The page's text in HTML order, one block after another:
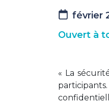
février
Ouvert à
« La